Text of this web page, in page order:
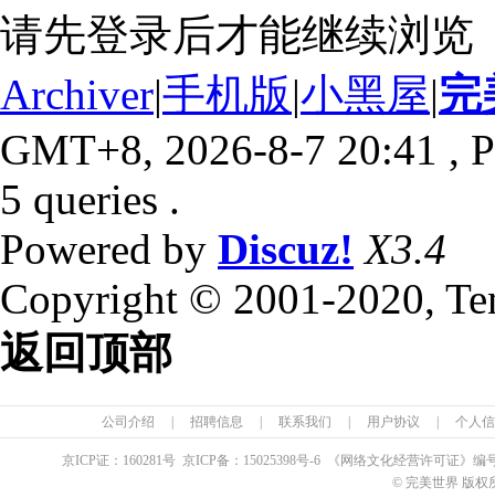
请先登录后才能继续浏览
Archiver|手机版|小黑屋|完
GMT+8, 2026-8-7 20:41 ,
5 queries .
Powered by Discuz! X3.4
Copyright © 2001-2020,
返回顶部
公司介绍 招聘信息 联系我们 用户协议 个人
京ICP证： 160281号 京ICP备： 15025398号-6 《网络文化经营许可证》编
© 完美世界 版权